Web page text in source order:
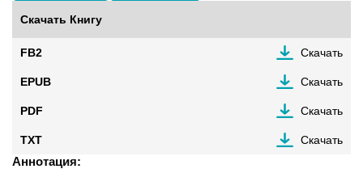
Скачать Книгу
FB2 Скачать
EPUB Скачать
PDF Скачать
TXT Скачать
Аннотация: